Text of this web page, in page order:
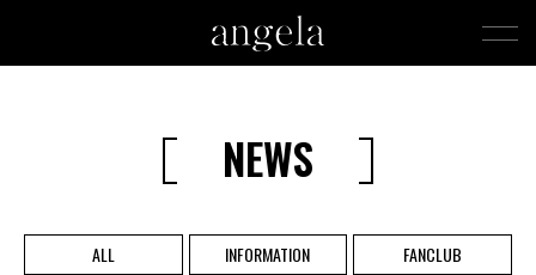
NEWS
ALL INFORMATION
FANCLUB